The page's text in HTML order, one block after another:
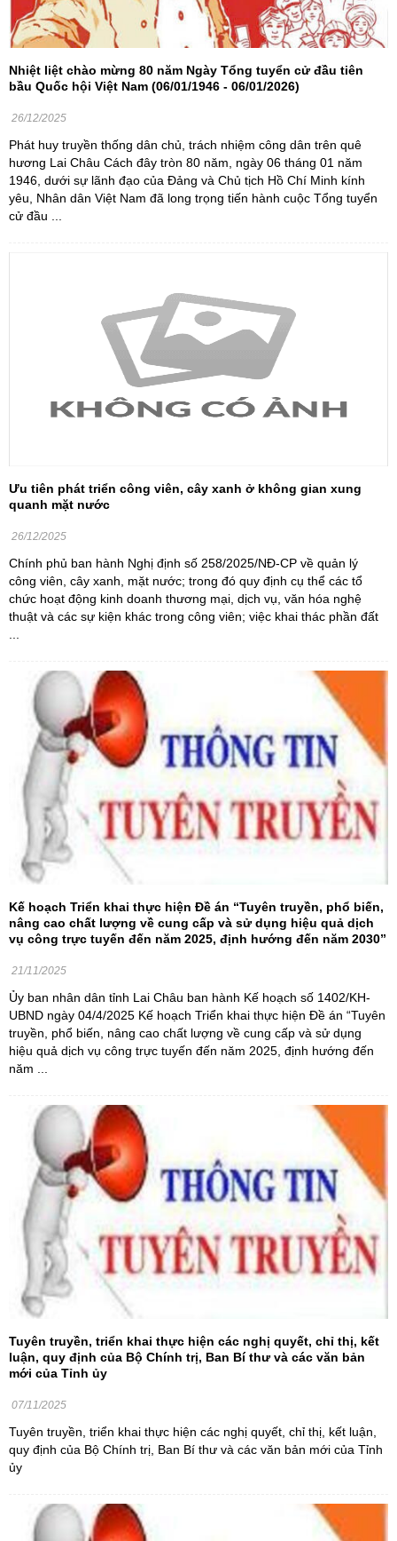
Nhiệt liệt chào mừng 80 năm Ngày Tổng tuyển cử đầu tiên
bầu Quốc hội Việt Nam (06/01/1946 - 06/01/2026)
26/12/2025
Phát huy truyền thống dân chủ, trách nhiệm công dân trên quê
hương Lai Châu Cách đây tròn 80 năm, ngày 06 tháng 01 năm
1946, dưới sự lãnh đạo của Đảng và Chủ tịch Hồ Chí Minh kính
yêu, Nhân dân Việt Nam đã long trọng tiến hành cuộc Tổng tuyển
cử đầu ...
Ưu tiên phát triển công viên, cây xanh ở không gian xung
quanh mặt nước
26/12/2025
Chính phủ ban hành Nghị định số 258/2025/NĐ-CP về quản lý
công viên, cây xanh, mặt nước; trong đó quy định cụ thể các tổ
chức hoạt động kinh doanh thương mại, dịch vụ, văn hóa nghệ
thuật và các sự kiện khác trong công viên; việc khai thác phần đất
Kế hoạch Triển khai thực hiện Đề án “Tuyên truyền, phổ biến,
nâng cao chất lượng về cung cấp và sử dụng hiệu quả dịch
vụ công trực tuyến đến năm 2025, định hướng đến năm 2030”
21/11/2025
Ủy ban nhân dân tỉnh Lai Châu ban hành Kế hoạch số 1402/KH-
UBND ngày 04/4/2025 Kế hoạch Triển khai thực hiện Đề án “Tuyên
truyền, phổ biến, nâng cao chất lượng về cung cấp và sử dụng
hiệu quả dịch vụ công trực tuyến đến năm 2025, định hướng đến
năm ...
Tuyên truyền, triển khai thực hiện các nghị quyết, chỉ thị, kết
luận, quy định của Bộ Chính trị, Ban Bí thư và các văn bản
mới của Tỉnh ủy
07/11/2025
Tuyên truyền, triển khai thực hiện các nghị quyết, chỉ thị, kết luận,
quy định của Bộ Chính trị, Ban Bí thư và các văn bản mới của Tỉnh
ủy